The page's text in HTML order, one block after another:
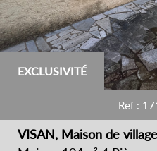
EXCLUSIVITÉ
Ref :
VISAN, Maison de